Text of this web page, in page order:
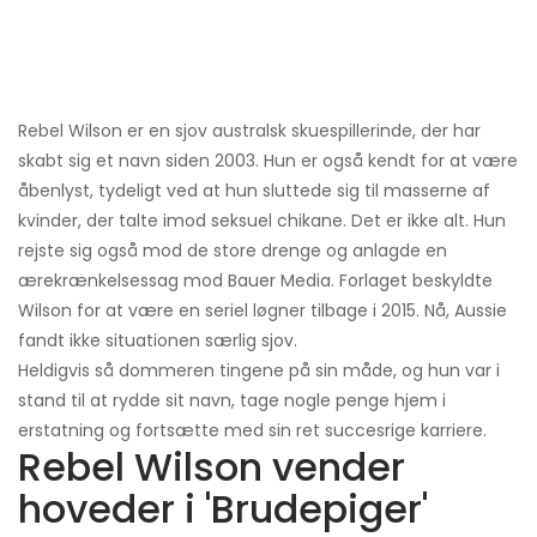
Rebel Wilson er en sjov australsk skuespillerinde, der har
skabt sig et navn siden 2003. Hun er også kendt for at være
åbenlyst, tydeligt ved at hun sluttede sig til masserne af
kvinder, der talte imod seksuel chikane. Det er ikke alt. Hun
rejste sig også mod de store drenge og anlagde en
ærekrænkelsessag mod Bauer Media. Forlaget beskyldte
Wilson for at være en seriel løgner tilbage i 2015. Nå, Aussie
fandt ikke situationen særlig sjov.
Heldigvis så dommeren tingene på sin måde, og hun var i
stand til at rydde sit navn, tage nogle penge hjem i
erstatning og fortsætte med sin ret succesrige karriere.
Rebel Wilson vender
hoveder i 'Brudepiger'